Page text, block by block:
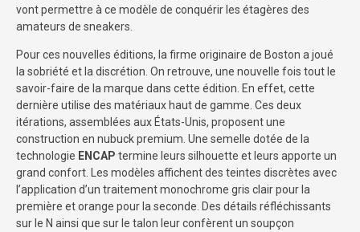
vont permettre à ce modèle de conquérir les étagères des
amateurs de sneakers.
Pour ces nouvelles éditions, la firme originaire de Boston a joué
la sobriété et la discrétion. On retrouve, une nouvelle fois tout le
savoir-faire de la marque dans cette édition. En effet, cette
dernière utilise des matériaux haut de gamme. Ces deux
itérations, assemblées aux États-Unis, proposent une
construction en nubuck premium. Une semelle dotée de la
technologie ENCAP termine leurs silhouette et leurs apporte un
grand confort. Les modèles affichent des teintes discrètes avec
l’application d’un traitement monochrome gris clair pour la
première et orange pour la seconde. Des détails réfléchissants
sur le N ainsi que sur le talon leur confèrent un soupçon